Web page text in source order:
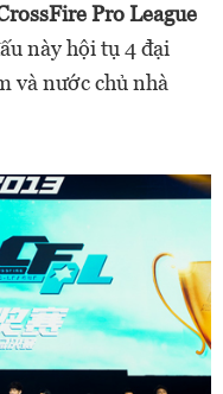
Pro League
này hội tụ 4 đại
và nước chủ nhà